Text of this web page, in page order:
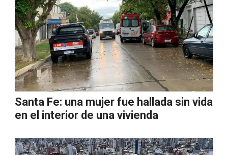
Santa Fe: una mujer fue hallada sin vida
en el interior de una vivienda